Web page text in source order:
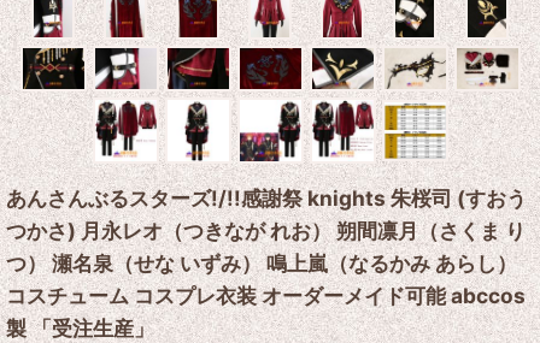
あんさんぶるスターズ!/!!感謝祭 knights 朱桜司 (すおう
つかさ) 月永レオ（つきなが れお） 朔間凛月（さくま り
つ） 瀬名泉（せな いずみ） 鳴上嵐（なるかみ あらし）
コスチューム コスプレ衣装 オーダーメイド可能 abccos
製 「受注生産」